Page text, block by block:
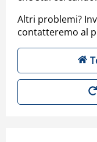
Altri problemi?
contatteremo al